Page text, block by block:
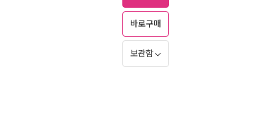
바로구매
보관함